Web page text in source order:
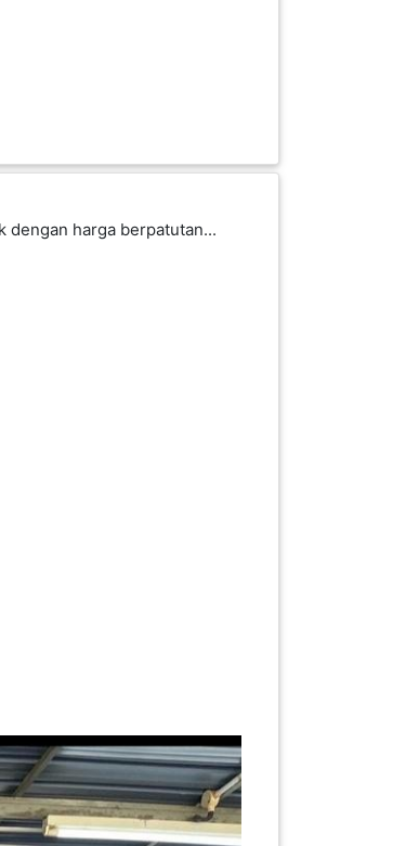
dengan harga berpatutan...